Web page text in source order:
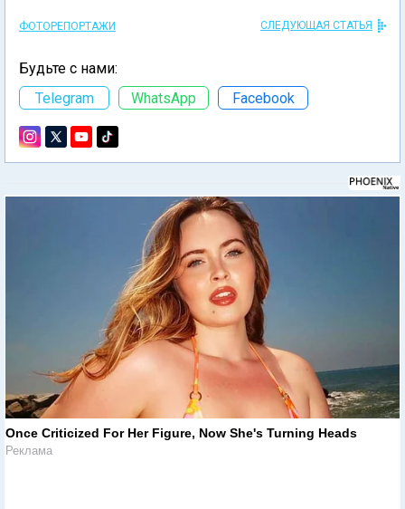
ФОТОРЕПОРТАЖИ СЛЕДУЮЩАЯ СТАТЬЯ
Будьте с нами:
Telegram
WhatsApp Facebook
Once Criticized For Her Figure, Now She's Turning Heads
Реклама